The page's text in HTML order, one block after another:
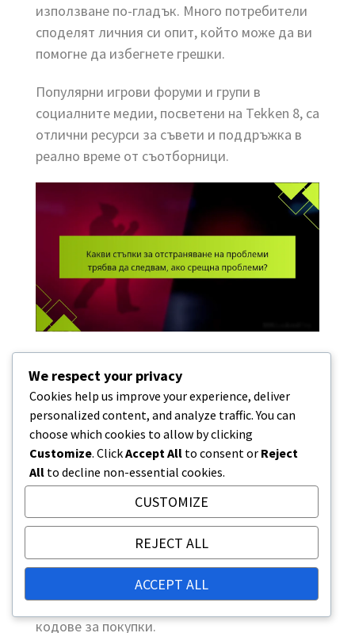
използване по-гладък. Много потребители
споделят личния си опит, който може да ви
помогне да избегнете грешки.
Популярни игрови форуми и групи в
социалните медии, посветени на Tekken 8, са
отлични ресурси за съвети и поддръжка в
реално време от съотборници.
Какви са най-добрите
практики за управление
на кодове за портфейл?
Эфективното управление на кодове за
портфейл включва сигурно съхранение,
разбиране на регионалните ограничения и
избягване на често срещани грешки по
време на използването. Следването на най-
добрите практики осигурява гладко
изживяване при използването на тези
кодове за покупки.
We respect your privacy
Cookies help us improve your experience, deliver
personalized content, and analyze traffic. You can
choose which cookies to allow by clicking
Customize. ClickAccept All to consent or Reject
All to decline non-essential cookies.
CUSTOMIZE
REJECT ALL
ACCEPT ALL